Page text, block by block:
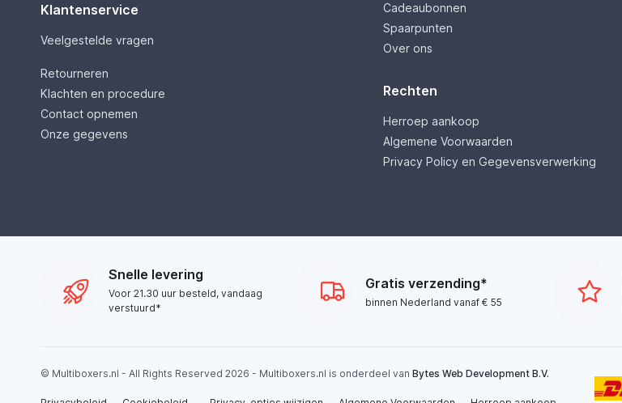
Klantenservice
Veelgestelde vragen
Retourneren
Klachten en procedure
Contact opnemen
Onze gegevens
Cadeaubonnen
Spaarpunten
Over ons
Rechten
Herroep aankoop
Algemene Voorwaarden
Privacy Policy en Gegevensverwerking
Snelle levering
Voor 21.30 uur besteld, vandaag
verstuurd*
Gratis verzending*
binnen Nederland vanaf € 55
© Multiboxers.nl - All Rights Reserved 2026 - Multiboxers.nl is onderdeel van Bytes Web Development B.V.